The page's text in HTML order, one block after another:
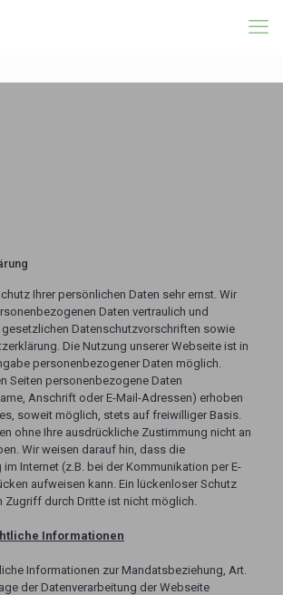
Ihrer persönlichen Daten sehr ernst. Wir
Daten vertraulich und
Datenschutzvorschriften sowie
Die Nutzung unserer Webseite ist in
personenbezogener Daten möglich.
Seiten personenbezogene Daten
Anschrift oder E-Mail-Adressen) erhoben
soweit möglich, stets auf freiwilliger Basis.
ohne Ihre ausdrückliche Zustimmung nicht an
Wir weisen darauf hin, dass die
Internet (z.B. bei der Kommunikation per E-
aufweisen kann. Ein lückenloser Schutz
Zugriff durch Dritte ist nicht möglich.
Informationen
Informationen zur Mandatsbeziehung, Art.
der Datenverarbeitung der Webseite